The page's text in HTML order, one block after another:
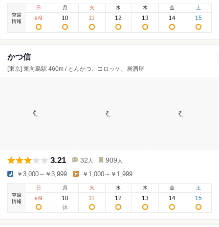
空席
情報
日
8/9
月
10
火
11
水
12
木
13
金
14
土
15
かつ信
[東京] 東向島駅 460m / とんかつ、コロッケ、居酒屋
3.21 32 人 909 人
￥3,000～￥3,999 ￥1,000～￥1,999
空席
情報
日
8/9
月
10
火
11
水
12
木
13
金
14
土
15